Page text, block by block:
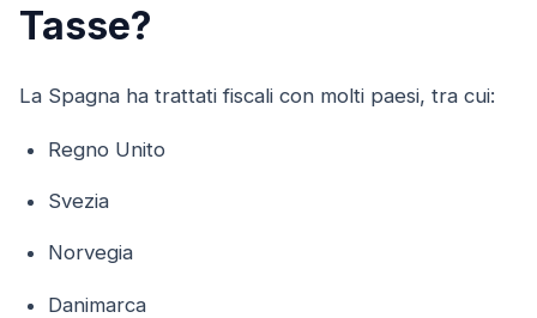
Tasse?
La Spagna ha trattati fiscali con molti paesi, tra cui:
Regno Unito
Svezia
Norvegia
Danimarca